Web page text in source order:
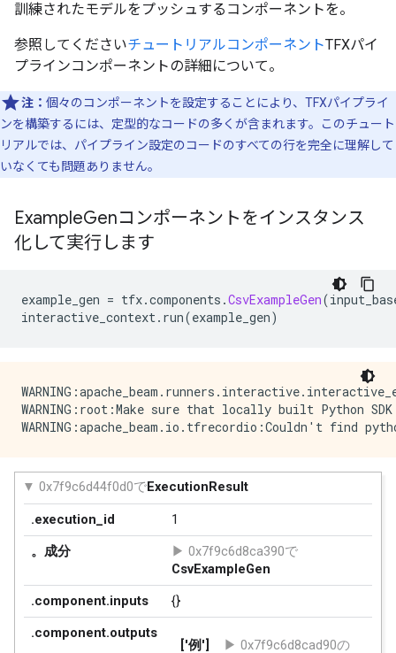
訓練されたモデルをプッシュするコンポーネントを。
参照してくださいチュートリアルコンポーネントTFXパイ
プラインコンポーネントの詳細について。
注： 個々のコンポーネントを設定することにより、TFXパイプライ
ンを構築するには、定型的なコードの多くが含まれます。このチュート
リアルでは、パイプライン設定のコードのすべての行を完全に理解して
いなくても問題ありません。
ExampleGenコンポーネントをインスタンス
化して実行します
example_gen = tfx.components .CsvExampleGen(
interactive_context. run(example_gen)
WARNING:root:Make sure that locally built Python